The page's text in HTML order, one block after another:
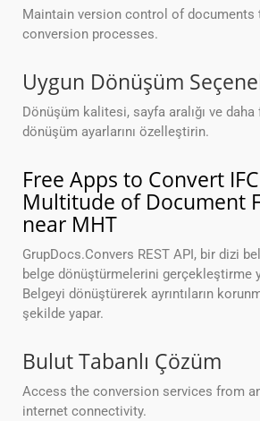
Maintain version control of documents
conversion processes.
Uygun Dönüşüm
Dönüşüm kalitesi, sayfa aralığı ve daha
dönüşüm ayarlarını özelleştirin.
Free Apps to Convert
Multitude of Document
near MHT
GrupDocs.Convers REST API, bir dizi
belge dönüştürmelerini gerçekleştirme
Belgeyi dönüştürerek ayrıntıların
şekilde yapar.
Bulut Tabanlı Çözüm
Access the conversion services from
internet connectivity.